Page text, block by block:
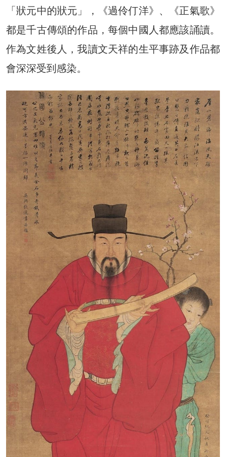
「狀元中的狀元」，《過伶仃洋》、《正氣歌》
都是千古傳頌的作品，每個中國人都應該誦讀。
作為文姓後人，我讀文天祥的生平事跡及作品都
會深深受到感染。